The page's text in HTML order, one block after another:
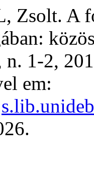
Zsolt. A
n. 1-2,
em: